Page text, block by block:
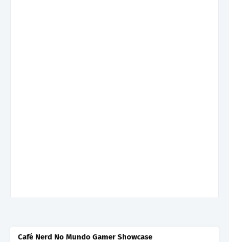
Café Nerd No Mundo Gamer Showcase